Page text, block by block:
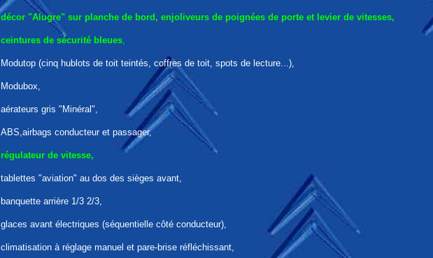
décor "Alugre" sur planche de bord, enjoliveurs de poignées de porte et levier de vitesses,
ceintures de sécurité bleues,
Modutop (cinq hublots de toit teintés, coffres de toit, spots de lecture...),
Modubox,
aérateurs gris "Minéral",
ABS,airbags conducteur et passager,
régulateur de vitesse,
tablettes "aviation" au dos des sièges avant,
banquette arrière 1/3 2/3,
glaces avant électriques (séquentielle côté conducteur),
climatisation à réglage manuel et pare-brise réfléchissant,